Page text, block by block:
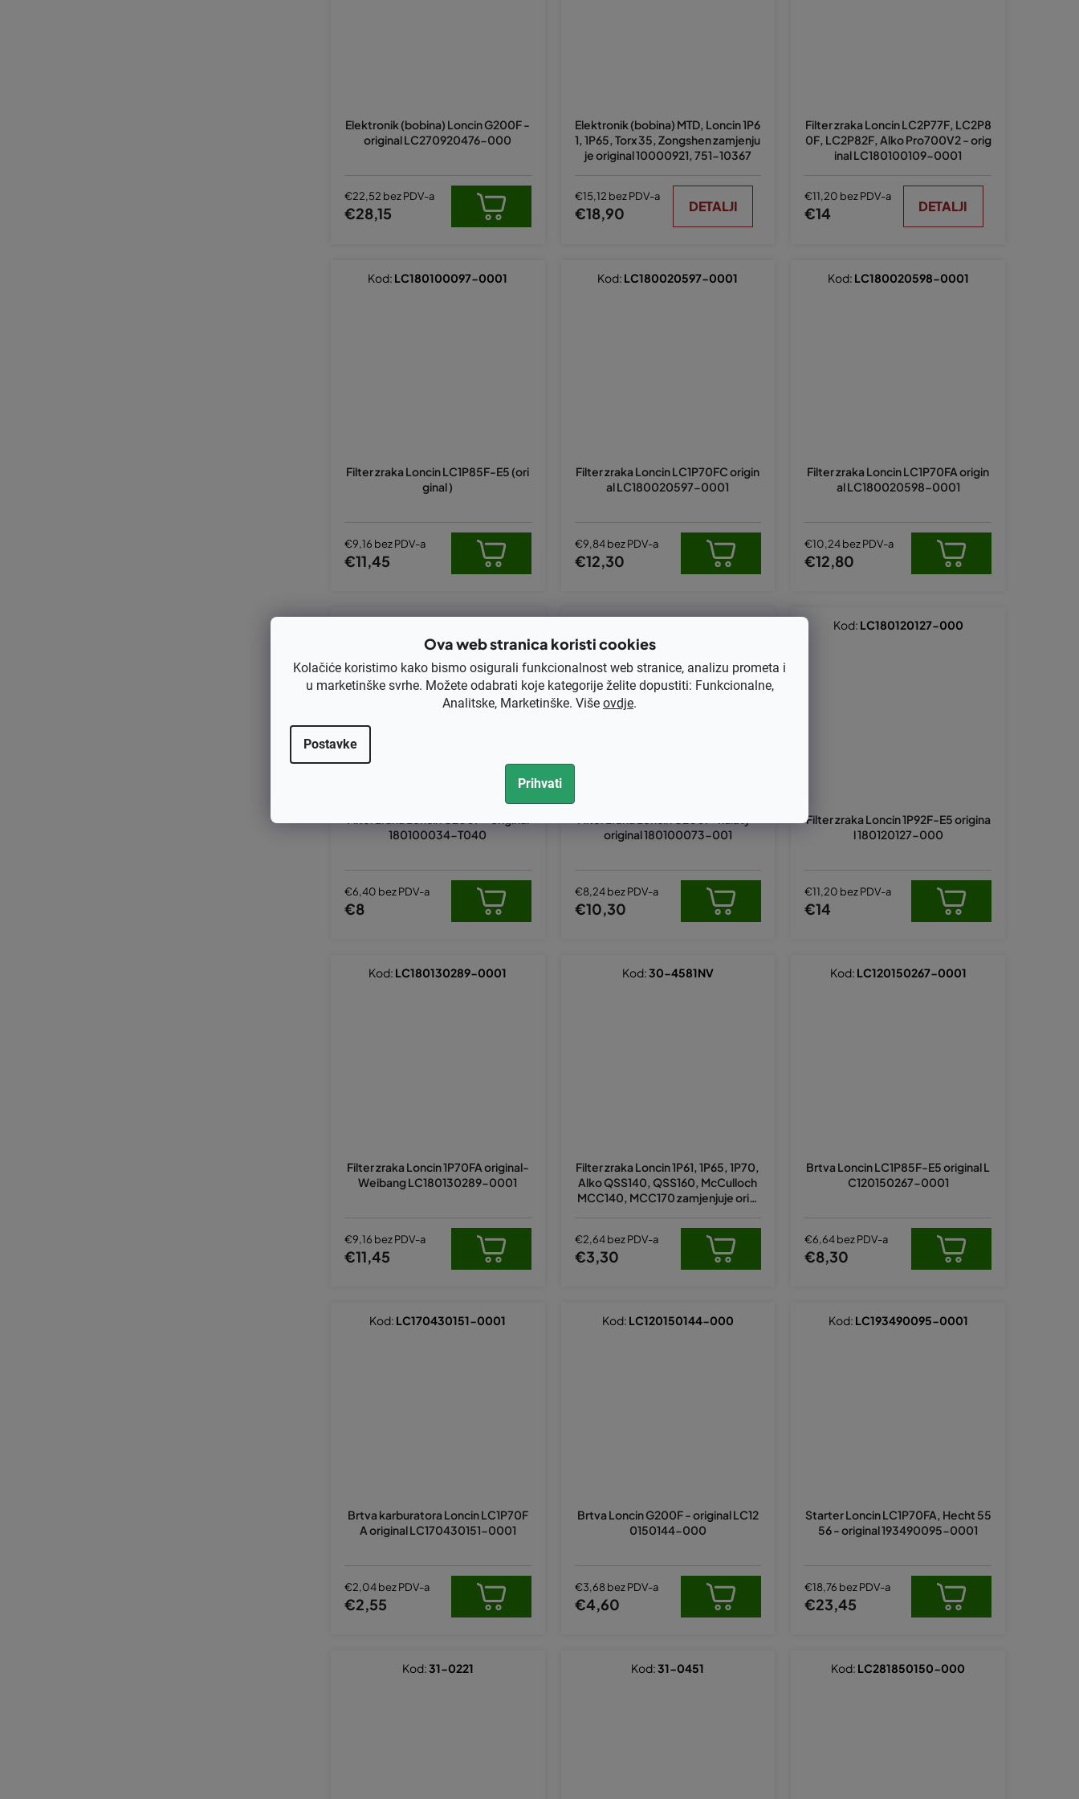
Ova web stranica koristi cookies
Kolačiće koristimo kako bismo osigurali funkcionalnost web stranice, analizu prometa i
u marketinške svrhe. Možete odabrati koje kategorije želite dopustiti: Funkcionalne,
Analitske, Marketinške. Više ovdje.
Postavke
Prihvati
Elektronik (bobina) Loncin G200F -
original LC270920476-000
€22,52 bez PDV-a
€28,15
Elektronik (bobina) MTD, Loncin 1P6
1, 1P65, Torx 35, Zongshen zamjenju
je original 10000921, 751-10367
€15,12 bez PDV-a
€18,90 DETALJI
Filter zraka Loncin LC2P77F, LC2P8
0F, LC2P82F, Alko Pro700V2 - orig
inal LC180100109-0001
€11,20 bez PDV-a
€14 DETALJI
Filter zraka Loncin LC1P85F-E5 (ori
ginal )
€9,16 bez PDV-a
€11,45
Kod: LC180100097-0001
Filter zraka Loncin LC1P70FC origin
al LC180020597-0001
€9,84 bez PDV-a
€12,30
Kod: LC180020597-0001
Filter zraka Loncin LC1P70FA origin
al LC180020598-0001
€10,24 bez PDV-a
€12,80
Kod: LC180020598-0001
180100034-T040
€6,40 bez PDV-a
€8
original 180100073-001
€8,24 bez PDV-a
€10,30
Filter zraka Loncin 1P92F-E5 origina
l 180120127-000
€11,20 bez PDV-a
€14
Kod: LC180120127-000
Filter zraka Loncin 1P70FA original-
Weibang LC180130289-0001
€9,16 bez PDV-a
€11,45
Kod: LC180130289-0001
Filter zraka Loncin 1P61, 1P65, 1P70,
Alko QSS140, QSS160, McCulloch
MCC140, MCC170 zamjenjuje origi
ocjena
proizvoda
je
5,0
zvjezdica.
€2,64 bez PDV-a
€3,30
Kod:30-4581NV
Brtva Loncin LC1P85F-E5 original L
C120150267-0001
€6,64 bez PDV-a
€8,30
Kod: LC120150267-0001
Brtva karburatora Loncin LC1P70F
A original LC170430151-0001
€2,04 bez PDV-a
€2,55
Kod: LC170430151-0001
Brtva Loncin G200F - original LC12
0150144-000
€3,68 bez PDV-a
€4,60
Kod: LC120150144-000
Starter Loncin LC1P70FA, Hecht 55
56 - original 193490095-0001
€18,76 bez PDV-a
€23,45
Kod: LC193490095-0001
Kod:31-0221 Kod:31-0451 Kod: LC281850150-000